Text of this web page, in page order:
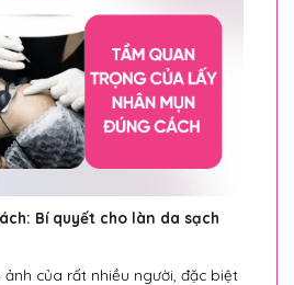
Bí quyết cho làn da sạch
của rất nhiều người, đặc biệt